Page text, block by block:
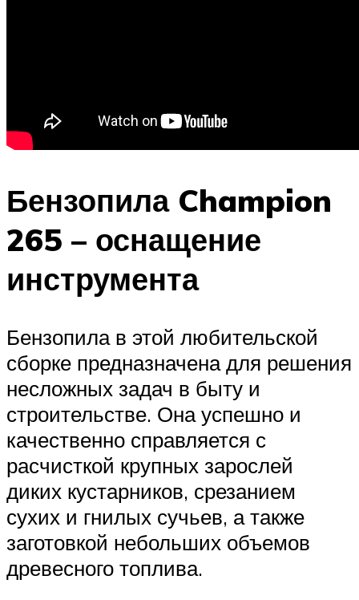
Бензопила Champion
265 – оснащение
инструмента
Бензопила в этой любительской
сборке предназначена для решения
несложных задач в быту и
строительстве. Она успешно и
качественно справляется с
расчисткой крупных зарослей
диких кустарников, срезанием
сухих и гнилых сучьев, а также
заготовкой небольших объемов
древесного топлива.